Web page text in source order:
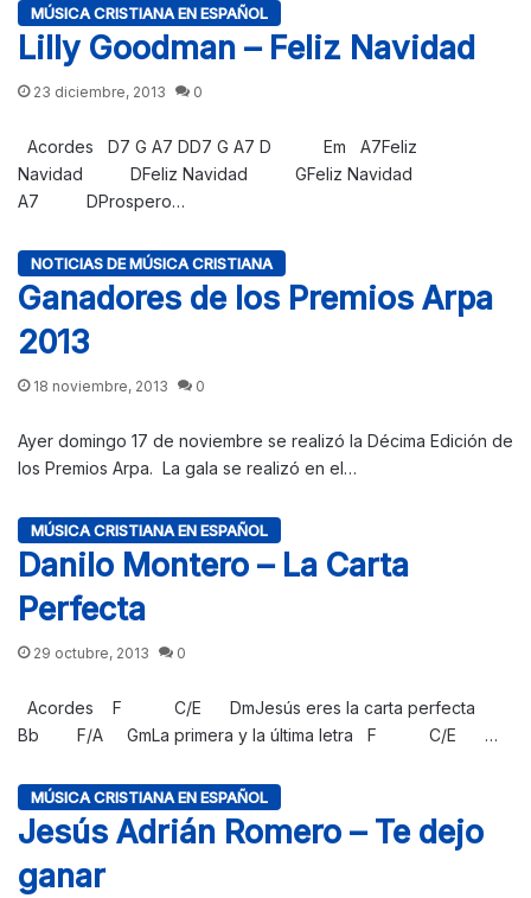
MÚSICA CRISTIANA EN ESPAÑOL
Lilly Goodman – Feliz Navidad
23 diciembre, 2013 0
Acordes D7 G A7 DD7 G A7 D Em A7Feliz
Navidad DFeliz Navidad GFeliz Navidad
A7 DProspero…
NOTICIAS DE MÚSICA CRISTIANA
Ganadores de los Premios Arpa
2013
18 noviembre, 2013 0
Ayer domingo 17 de noviembre se realizó la Décima Edición de
los Premios Arpa. La gala se realizó en el…
MÚSICA CRISTIANA EN ESPAÑOL
Danilo Montero – La Carta
Perfecta
29 octubre, 2013 0
Acordes F C/E DmJesús eres la carta perfecta
Bb F/A GmLa primera y la última letra F C/E …
MÚSICA CRISTIANA EN ESPAÑOL
Jesús Adrián Romero – Te dejo
ganar